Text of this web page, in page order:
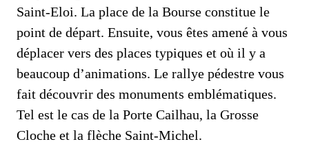
Saint-Eloi. La place de la Bourse constitue le
point de départ. Ensuite, vous êtes amené à vous
déplacer vers des places typiques et où il y a
beaucoup d’animations. Le rallye pédestre vous
fait découvrir des monuments emblématiques.
Tel est le cas de la Porte Cailhau, la Grosse
Cloche et la flèche Saint-Michel.